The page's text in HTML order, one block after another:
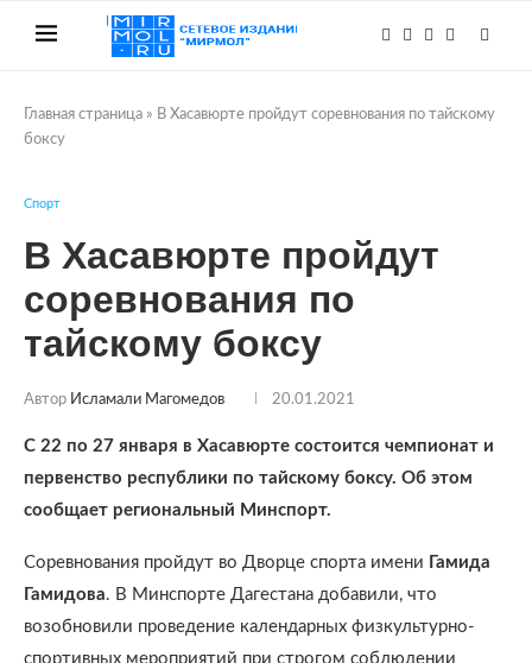
Главная страница » В Хасавюрте пройдут соревнования по тайскому
боксу
Спорт
В Хасавюрте пройдут
соревнования по
тайскому боксу
Автор Исламали Магомедов 20.01.2021
С 22 по 27 января в Хасавюрте состоится чемпионат и
первенство республики по тайскому боксу. Об этом
сообщает региональный Минспорт.
Соревнования пройдут во Дворце спорта имени Гамида
Гамидова. В Минспорте Дагестана добавили, что
возобновили проведение календарных физкультурно-
спортивных мероприятий при строгом соблюдении